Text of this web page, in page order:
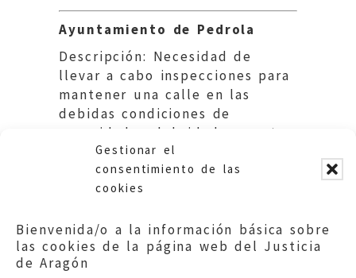
Gestionar el
consentimiento de las
cookies
Bienvenida/o a la información básica sobre
las cookies de la página web del Justicia
de Aragón
Ayuntamiento de Pedrola
Descripción: Necesidad de
llevar a cabo inspecciones para
mantener una calle en las
debidas condiciones de
seguridad, salubridad y ornato
público.